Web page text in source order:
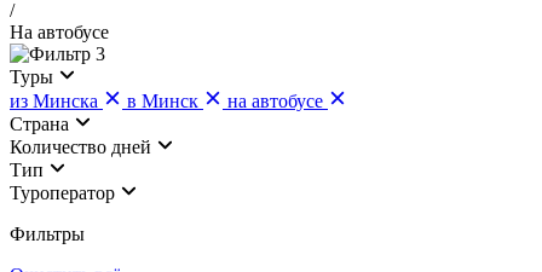
/
На автобусе
3
Туры
из Минска
в Минск
на автобусе
Страна
Количество дней
Тип
Туроператор
Фильтры